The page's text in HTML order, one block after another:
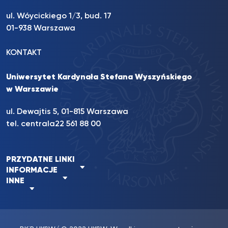
ul. Wóycickiego 1/3, bud. 17
01-938 Warszawa
KONTAKT
Uniwersytet Kardynała Stefana Wyszyńskiego
w Warszawie
ul. Dewajtis 5, 01-815 Warszawa
tel. centrala22 561 88 00
PRZYDATNE LINKI
INFORMACJE
INNE